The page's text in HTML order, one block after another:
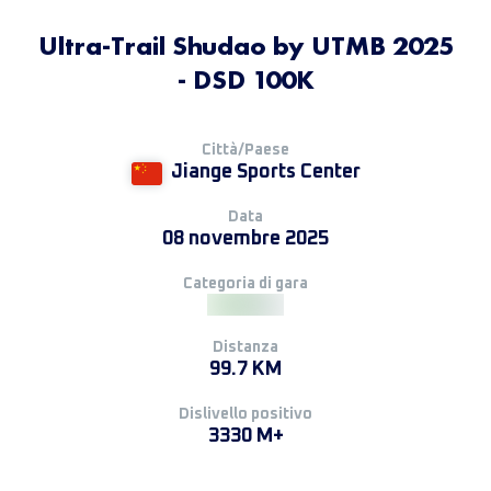
Ultra-Trail Shudao by UTMB 2025
- DSD 100K
Città/Paese
Jiange Sports Center
Data
08 novembre 2025
Categoria di gara
Distanza
99.7 KM
Dislivello positivo
3330 M+